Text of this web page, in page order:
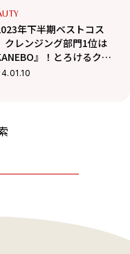
年下半期ベストコス
クレンジング部門1位は
』！とろけるクリ
でするりとメイクオフ！